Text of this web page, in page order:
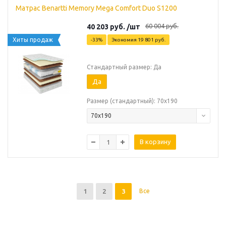
Матрас Benartti Memory Mega Comfort Duo S1200
Хиты продаж
40 203 руб. /шт 60 004руб.
-33% Экономия 19 801 руб.
Стандартный размер: Да
Да
Размер (стандартный): 70х190
70х190
В корзину
1 2 3 Все